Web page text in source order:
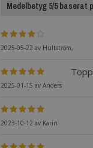
Medelbetyg 5/5 baserat
2025-05-22 av Hultström,
2025-01-15 av Anders
2023-10-12 av Karin